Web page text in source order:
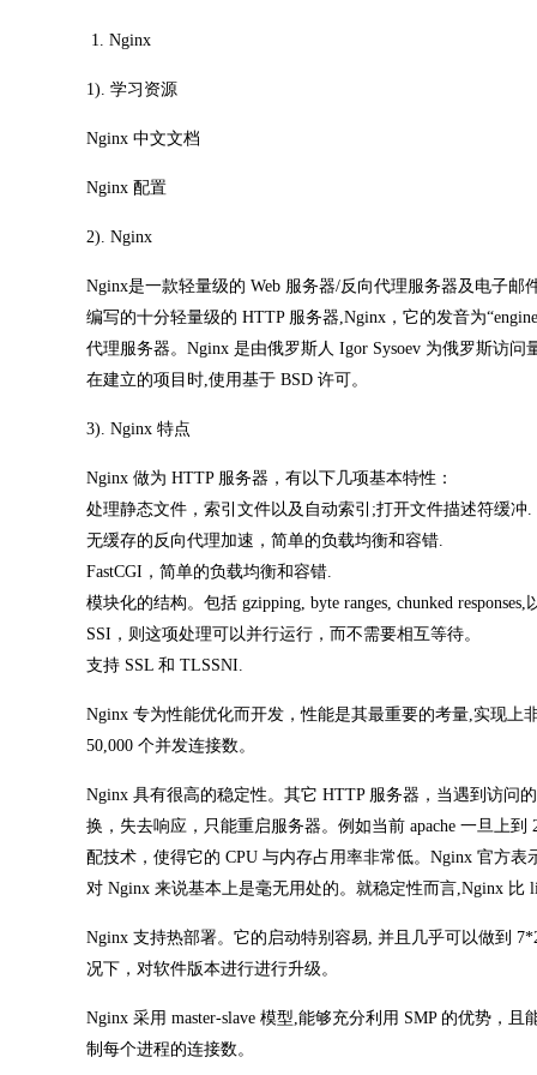
1. Nginx
1). 学习资源
Nginx 中文文档
Nginx 配置
2). Nginx
Nginx是一款轻量级的 Web 服务器/反向代理服务器及电子
编写的十分轻量级的 HTTP 服务器,Nginx，它的发音为
代理服务器。Nginx 是由俄罗斯人 Igor Sysoev 为俄罗斯访
在建立的项目时,使用基于 BSD 许可。
3). Nginx 特点
Nginx 做为 HTTP 服务器，有以下几项基本特性：
处理静态文件，索引文件以及自动索引;打开文件描述符缓冲.
无缓存的反向代理加速，简单的负载均衡和容错.
FastCGI，简单的负载均衡和容错.
模块化的结构。包括 gzipping, byte ranges, chunked
SSI，则这项处理可以并行运行，而不需要相互等待。
支持 SSL 和 TLSSNI.
Nginx 专为性能优化而开发，性能是其最重要的考量,实现
50,000 个并发连接数。
Nginx 具有很高的稳定性。其它 HTTP 服务器，当遇到访问
换，失去响应，只能重启服务器。例如当前 apache 一旦上
配技术，使得它的 CPU 与内存占用率非常低。Nginx 官方
对 Nginx 来说基本上是毫无用处的。就稳定性而言,Nginx 比
Nginx 支持热部署。它的启动特别容易, 并且几乎可以做到
况下，对软件版本进行进行升级。
Nginx 采用 master-slave 模型,能够充分利用 SMP 的优势，
制每个进程的连接数。